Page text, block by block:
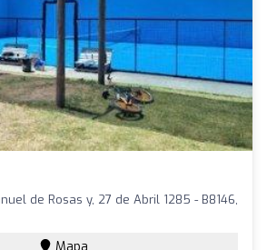
de Rosas y, 27 de Abril 1285 - B8146,
Mapa